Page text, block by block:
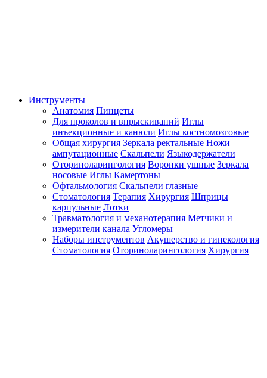
Инструменты
Анатомия Пинцеты
Для проколов и впрыскиваний Иглы
инъекционные и канюли Иглы костномозговые
Общая хирургия Зеркала ректальные Ножи
ампутационные Скальпели Языкодержатели
Оториноларингология Воронки ушные Зеркала
носовые Иглы Камертоны
Офтальмология Скальпели глазные
Стоматология Терапия Хирургия Шприцы
карпульные Лотки
Травматология и механотерапия Метчики и
измерители канала Угломеры
Наборы инструментов Акушерство и гинекология
Стоматология Оториноларингология Хирургия